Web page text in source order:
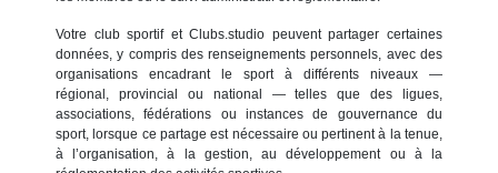
Votre club sportif et Clubs.studio peuvent partager certaines
données, y compris des renseignements personnels, avec des
organisations encadrant le sport à différents niveaux —
régional, provincial ou national — telles que des ligues,
associations, fédérations ou instances de gouvernance du
sport, lorsque ce partage est nécessaire ou pertinent à la tenue,
à l’organisation, à la gestion, au développement ou à la